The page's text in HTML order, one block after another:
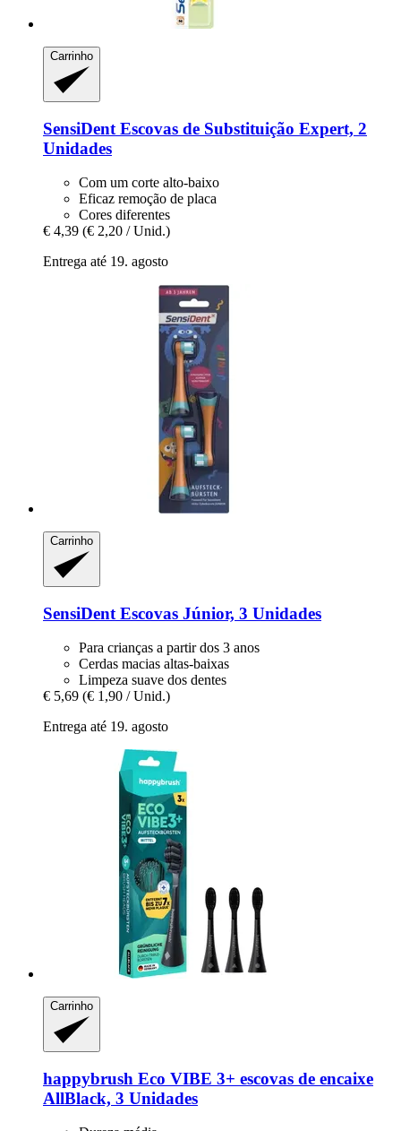
Carrinho
SensiDent Escovas de Substituição Expert, 2
Unidades
Com um corte alto-baixo
Eficaz remoção de placa
Cores diferentes
€ 4,39 (€ 2,20 / Unid.)
Entrega até 19. agosto
Carrinho
SensiDent Escovas Júnior, 3 Unidades
Para crianças a partir dos 3 anos
Cerdas macias altas-baixas
Limpeza suave dos dentes
€ 5,69 (€ 1,90 / Unid.)
Entrega até 19. agosto
Carrinho
happybrush Eco VIBE 3+ escovas de encaixe
AllBlack, 3 Unidades